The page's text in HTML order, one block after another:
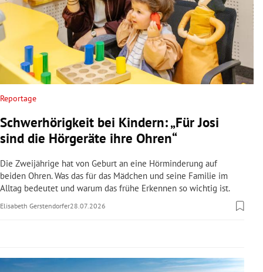
Untermenü
Untermenü
Untermenü
Untermenü
Untermenü
Untermenü
Untermenü
Reportage
Schwerhörigkeit bei Kindern: „Für Josi
sind die Hörgeräte ihre Ohren“
Die Zweijährige hat von Geburt an eine Hörminderung auf
beiden Ohren. Was das für das Mädchen und seine Familie im
Alltag bedeutet und warum das frühe Erkennen so wichtig ist.
Elisabeth Gerstendorfer28.07.2026